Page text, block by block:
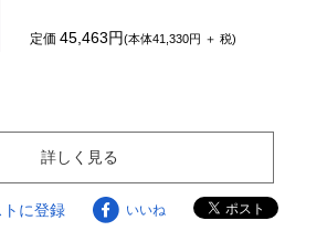
定価45,463円(本体41,330円 ＋ 税)
詳しく見る
に登録 いいね